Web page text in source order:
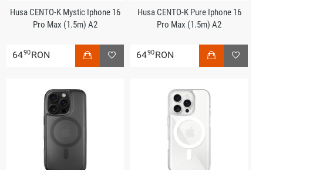
Husa CENTO-K Mystic Iphone 16
Pro Max (1.5m) A2
6490RON
Husa CENTO-K Pure Iphone 16
Pro Max (1.5m) A2
6490RON